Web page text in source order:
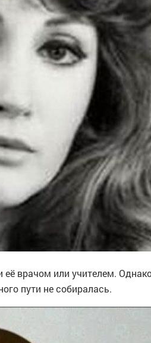
врачом или учителем.
пути не собиралась.